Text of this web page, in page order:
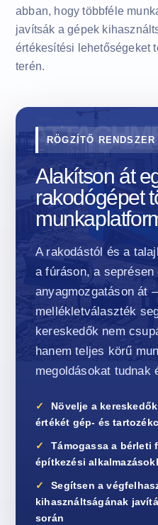
abban, hogy többféle
javítsák a gépek
értékesítési lehetőségeket
terén.
RÖGZÍTŐ RENDSZER
Alakítson át
rakodógépet
A rakodástól és a
a fúráson, a seprésen
anyagmozgatáson át
mellékletválaszték
kereskedők nem
hanem teljes körű
megoldásokat tudnak
Növelje a
értékét gép- és
Támogassa a bérleti
építkezési
Segítsen a
kihasználtságának
során